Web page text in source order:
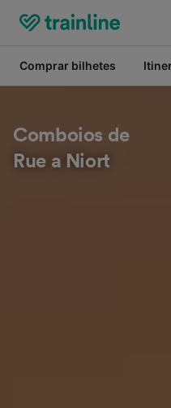
Comprar bilhetes
Comboios de
Rue a Niort